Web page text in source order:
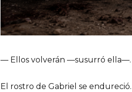
— Ellos volverán —susurró ella—.
El rostro de Gabriel se endureció.